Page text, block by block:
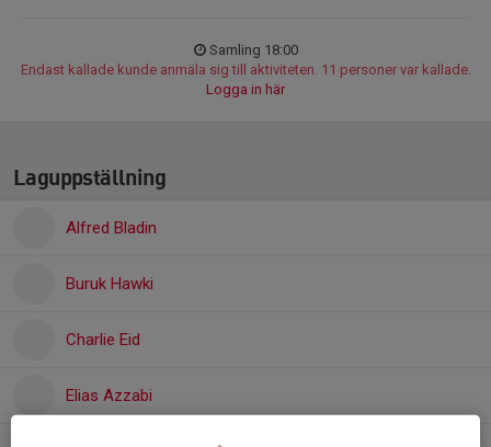
Samling 18:00
Endast kallade kunde anmäla sig till aktiviteten. 11 personer var kallade.
Logga in här
Laguppställning
Alfred Bladin
Buruk Hawki
Charlie Eid
Elias Azzabi